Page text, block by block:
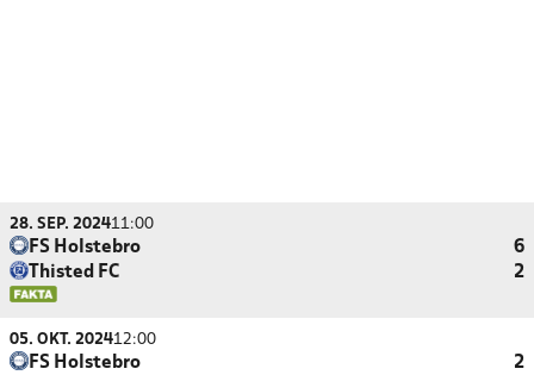
28. SEP. 202411:00
FS Holstebro
6
Thisted FC
2
05. OKT. 202412:00
FS Holstebro 2